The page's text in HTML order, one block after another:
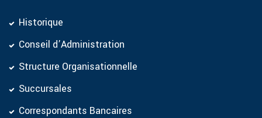
Historique
Conseil d’Administration
Structure Organisationnelle
Succursales
Correspondants Bancaires